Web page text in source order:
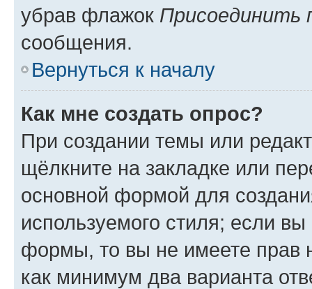
убрав флажок Присоединить
сообщения.
Вернуться к началу
Как мне создать опрос?
При создании темы или
щёлкните на закладке или
основной формой для
используемого стиля; если
формы, то вы не имеете прав
как минимум два варианта